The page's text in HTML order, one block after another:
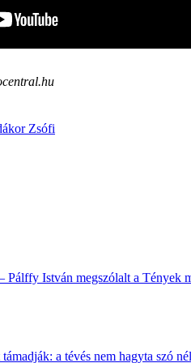
Zsófi
Pálffy István megszólalt a Tények
a tévés nem hagyta szó